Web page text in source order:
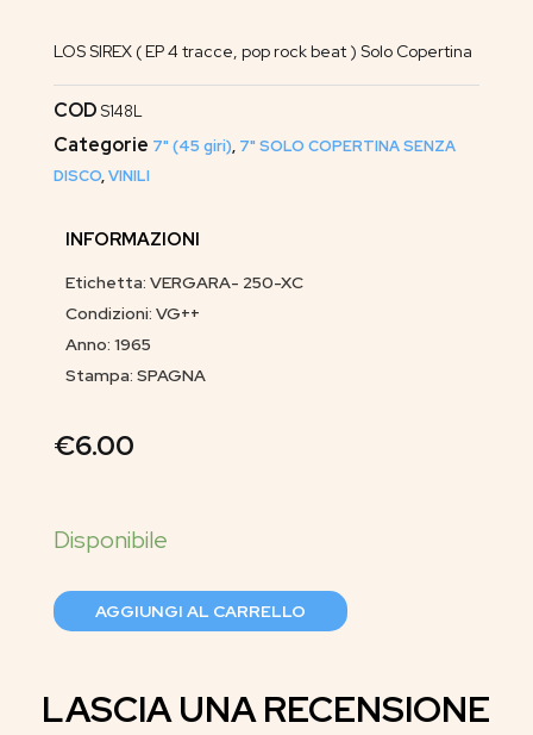
LOS SIREX ( EP 4 tracce, pop rock beat ) Solo Copertina
COD S148L
Categorie 7" (45 giri), 7" SOLO COPERTINA SENZA
DISCO,VINILI
INFORMAZIONI
Etichetta: VERGARA- 250-XC
Condizioni: VG++
Anno: 1965
Stampa: SPAGNA
€6.00
AGGIUNGI AL CARRELLO
LASCIA UNA RECENSIONE